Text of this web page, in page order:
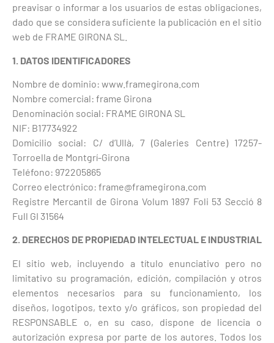
preavisar o informar a los usuarios de estas obligaciones,
dado que se considera suficiente la publicación en el sitio
web de FRAME GIRONA SL.
1. DATOS IDENTIFICADORES
Nombre de dominio: www.framegirona.com
Nombre comercial: frame Girona
Denominación social: FRAME GIRONA SL
NIF: B17734922
Domicilio social: C/ d’Ullà, 7 (Galeries Centre) 17257-
Torroella de Montgrí-Girona
Teléfono: 972205865
Correo electrónico: frame@framegirona.com
Registre Mercantil de Girona Volum 1897 Foli 53 Secció 8
Full GI 31564
2. DERECHOS DE PROPIEDAD INTELECTUAL E INDUSTRIAL
El sitio web, incluyendo a título enunciativo pero no
limitativo su programación, edición, compilación y otros
elementos necesarios para su funcionamiento, los
diseños, logotipos, texto y/o gráficos, son propiedad del
RESPONSABLE o, en su caso, dispone de licencia o
autorización expresa por parte de los autores. Todos los